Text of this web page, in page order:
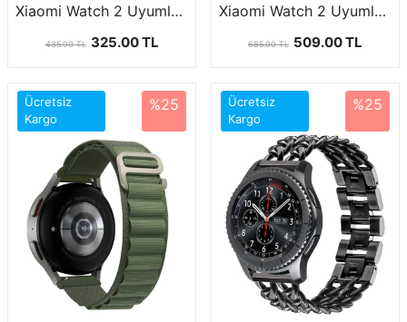
Xiaomi Watch 2 Uyumlu (22mm) Delikli Nike Silikon Kordon-02
435.00 TL 325.00 TL
Xiaomi Watch 2 Uyumlu 22mm Silikon Kordon-135
685.00 TL 509.00 TL
Ücretsiz
Kargo
%25
Ücretsiz
Kargo
%25